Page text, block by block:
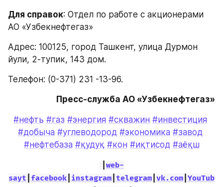
Для справок: Отдел по работе с акционерами
АО «Узбекнефтегаз»
Адрес: 100125, город Ташкент, улица Дурмон
йули, 2-тупик, 143 дом.
Телефон: (0-371) 231 -13-96.
Пресс-служба АО «Узбекнефтегаз»
#нефть #газ #энергия #скважин #инвестиция
#добыча #углеводород #экономика #завод
#нефтебаза #қудуқ #кон #иқтисод #аёқш
web-
sayt facebook instagram telegram vk.com YouTub